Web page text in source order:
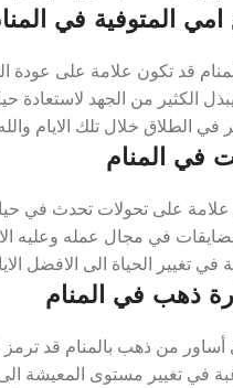
المتوفية في
قد تكون علامة على عودة
الكثير من الجهد لاستعادة
في الطلاق خلال تلك الايام
في المنام
على تحولات تحدث في
في مجال عمله وعليه
تغيير الحياة الى الافضل
ذهب في المنام
من ذهب بالمنام قد ترمز
في تغيير مستوى المعيشة الى